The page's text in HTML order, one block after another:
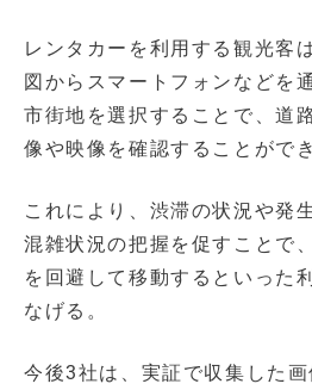
レンタカーを利用する観光客
図からスマートフォンなどを
市街地を選択することで、道
像や映像を確認することができ
これにより、渋滞の状況や発
混雑状況の把握を促すことで
を回避して移動するといった
なげる。
今後3社は、実証で収集した